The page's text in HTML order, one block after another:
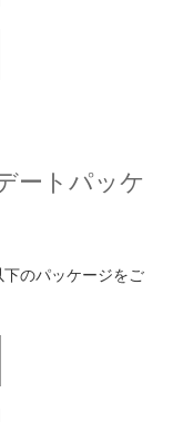
ートパッケ
のパッケージをご